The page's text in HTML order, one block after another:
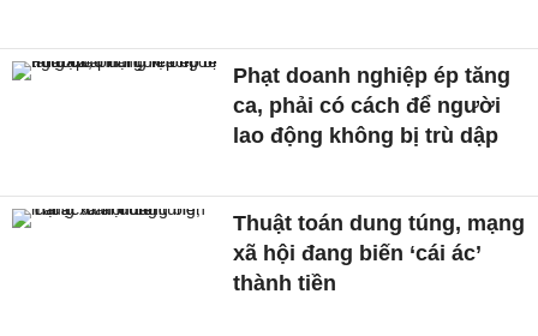
Phạt doanh nghiệp ép tăng
ca, phải có cách để người
lao động không bị trù dập
Thuật toán dung túng, mạng
xã hội đang biến ‘cái ác’
thành tiền